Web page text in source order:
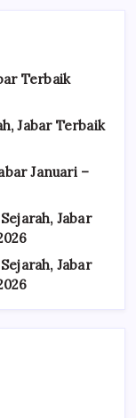
Terbaik
Jabar Terbaik
Januari –
Jabar
Jabar